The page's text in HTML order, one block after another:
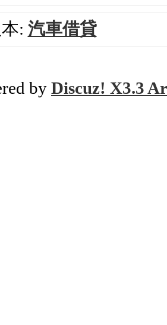
: 汽車借貸
by Discuz! X3.3